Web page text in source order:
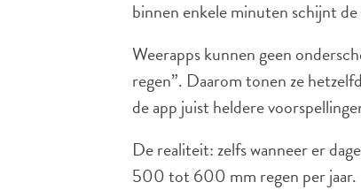
binnen enkele minuten schijnt de
Weerapps kunnen geen
regen”. Daarom tonen ze
de app juist heldere
De realiteit: zelfs wanneer er
500 tot 600 mm regen per jaar.